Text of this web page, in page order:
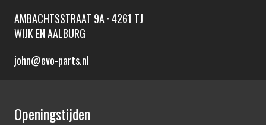
AMBACHTSSTRAAT 9A · 4261 TJ
WIJK EN AALBURG
john@evo-parts.nl
Openingstijden